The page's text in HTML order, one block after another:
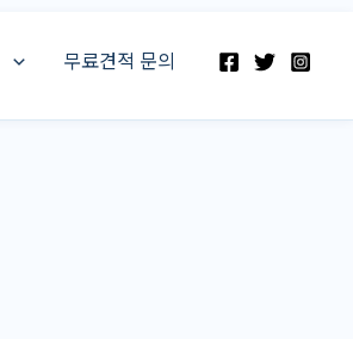
무료견적 문의